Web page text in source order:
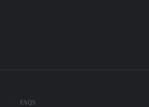
FAQS